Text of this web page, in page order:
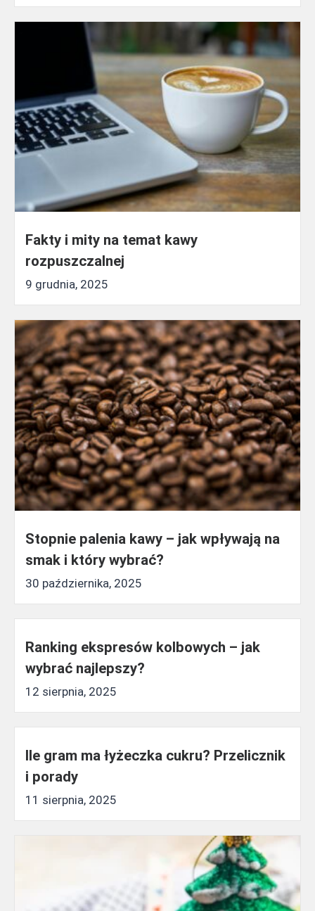
Fakty i mity na temat kawy
rozpuszczalnej
9 grudnia, 2025
Stopnie palenia kawy – jak wpływają na
smak i który wybrać?
30 października, 2025
Ranking ekspresów kolbowych – jak
wybrać najlepszy?
12 sierpnia, 2025
Ile gram ma łyżeczka cukru? Przelicznik
i porady
11 sierpnia, 2025